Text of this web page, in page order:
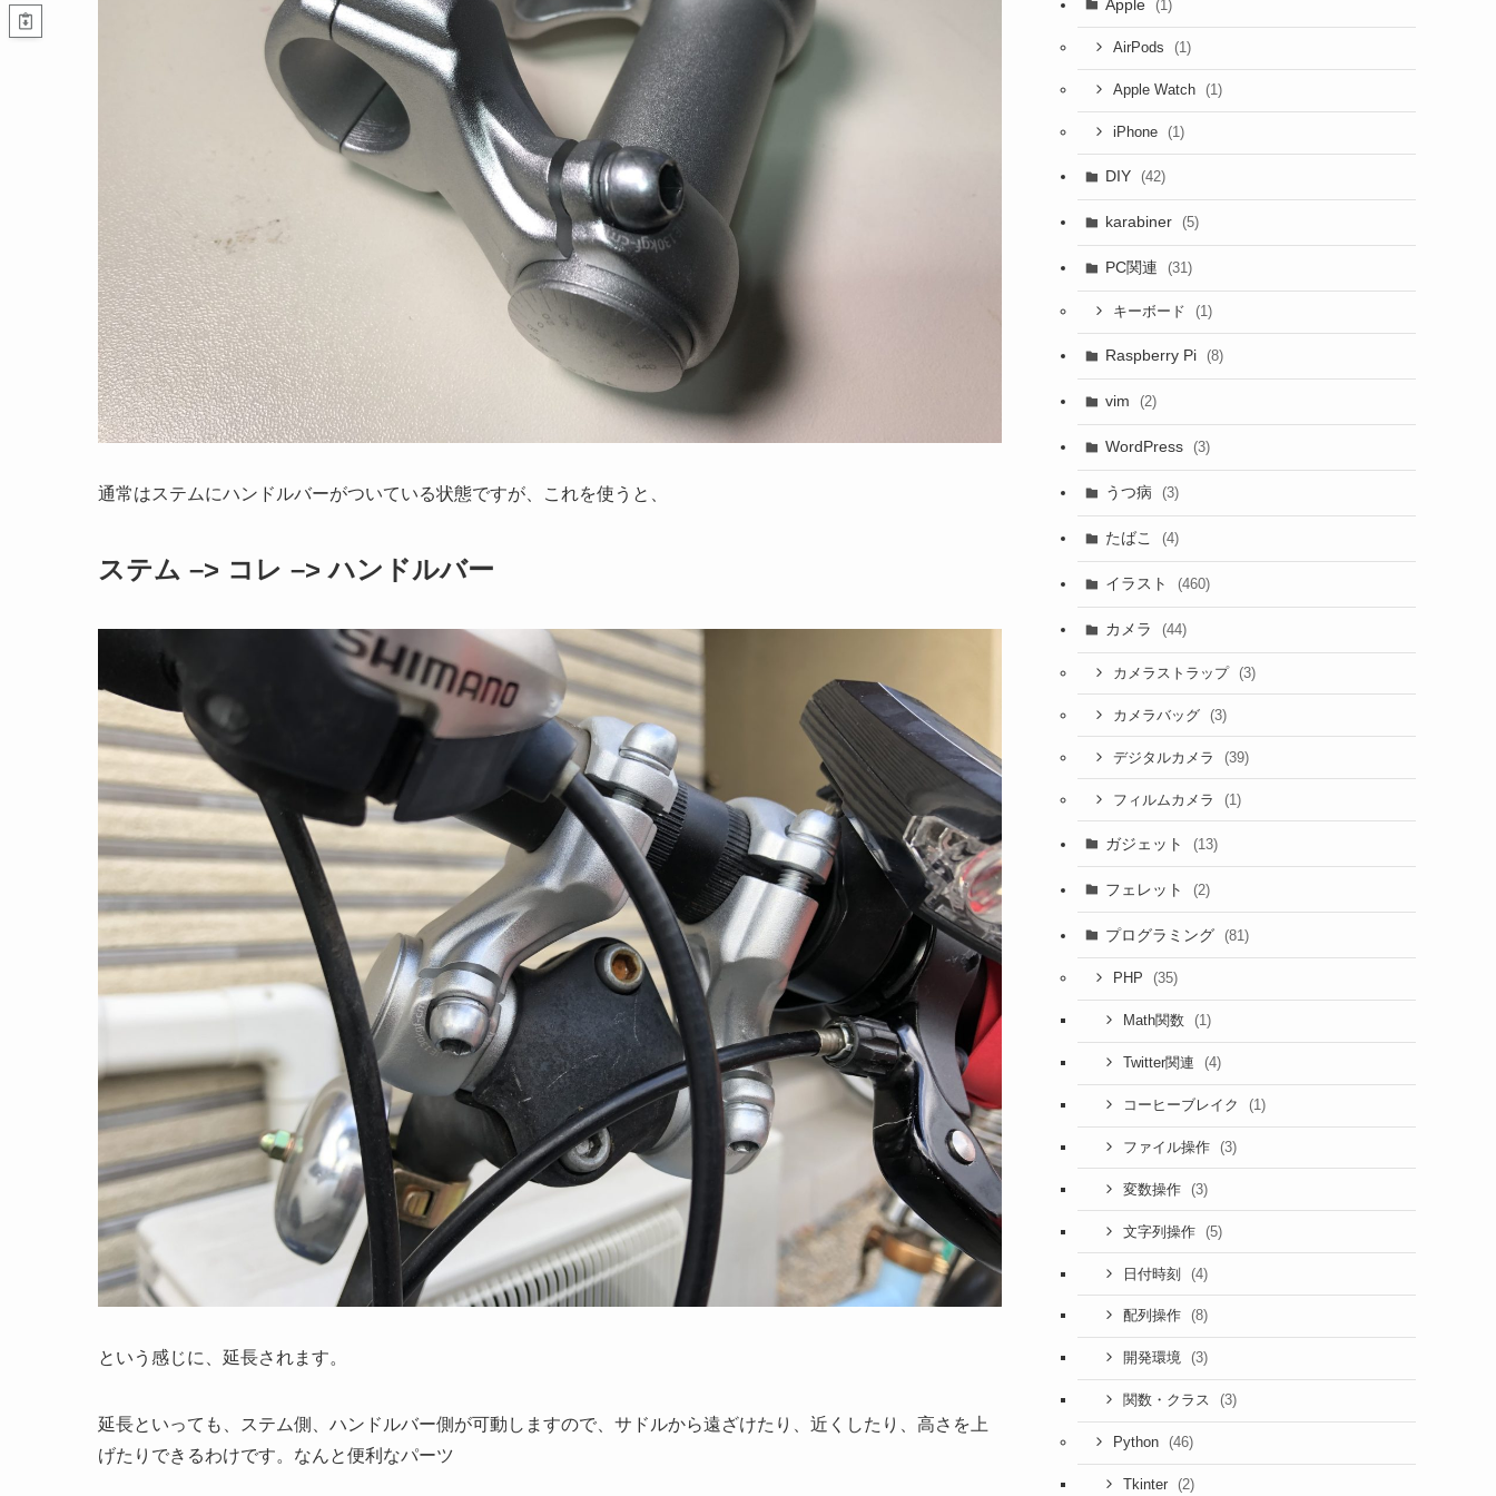
通常はステムにハンドルバーがついている状態ですが、これを使うと、
ステム –> コレ –> ハンドルバー
という感じに、延長されます。
延長といっても、ステム側、ハンドルバー側が可動しますので、サドルから遠ざけたり、近くしたり、高さを上
げたりできるわけです。なんと便利なパーツ
Apple (1)
AirPods (1)
Apple Watch (1)
iPhone (1)
DIY (42)
karabiner (5)
PC関連 (31)
キーボード (1)
Raspberry Pi (8)
vim (2)
WordPress (3)
うつ病 (3)
たばこ (4)
イラスト (460)
カメラ (44)
カメラストラップ (3)
カメラバッグ (3)
デジタルカメラ (39)
フィルムカメラ (1)
ガジェット (13)
フェレット (2)
プログラミング (81)
PHP (35)
Math関数 (1)
Twitter関連 (4)
コーヒーブレイク (1)
ファイル操作 (3)
変数操作 (3)
文字列操作 (5)
日付時刻 (4)
配列操作 (8)
開発環境 (3)
関数・クラス (3)
Python (46)
Tkinter (2)